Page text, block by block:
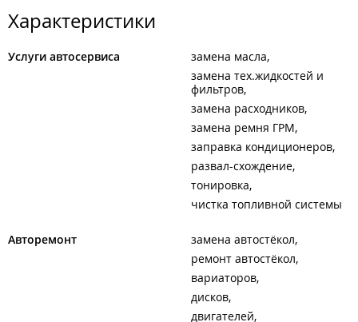
Характеристики
Услуги автосервиса
замена масла
замена тех.жидкостей и
фильтров
замена расходников
замена ремня ГРМ
заправка кондиционеров
развал-схождение
тонировка
чистка топливной системы
Авторемонт
замена автостёкол
ремонт автостёкол
вариаторов
дисков
двигателей